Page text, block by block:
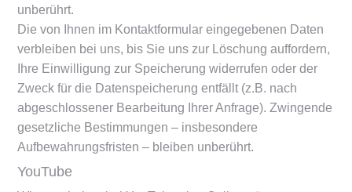
unberührt.
Die von Ihnen im Kontaktformular eingegebenen Daten
verbleiben bei uns, bis Sie uns zur Löschung auffordern,
Ihre Einwilligung zur Speicherung widerrufen oder der
Zweck für die Datenspeicherung entfällt (z.B. nach
abgeschlossener Bearbeitung Ihrer Anfrage). Zwingende
gesetzliche Bestimmungen – insbesondere
Aufbewahrungsfristen – bleiben unberührt.
YouTube